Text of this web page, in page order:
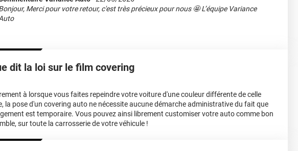
Merci pour votre retour, c'est très précieux pour nous 🤩 L’équipe Variance
dit la loi sur le film covering
à lorsque vous faites repeindre votre voiture d'une couleur différente de celle
la pose d'un covering auto ne nécessite aucune démarche administrative du fait que
est temporaire. Vous pouvez ainsi librement customiser votre auto comme bon
sur toute la carrosserie de votre véhicule !